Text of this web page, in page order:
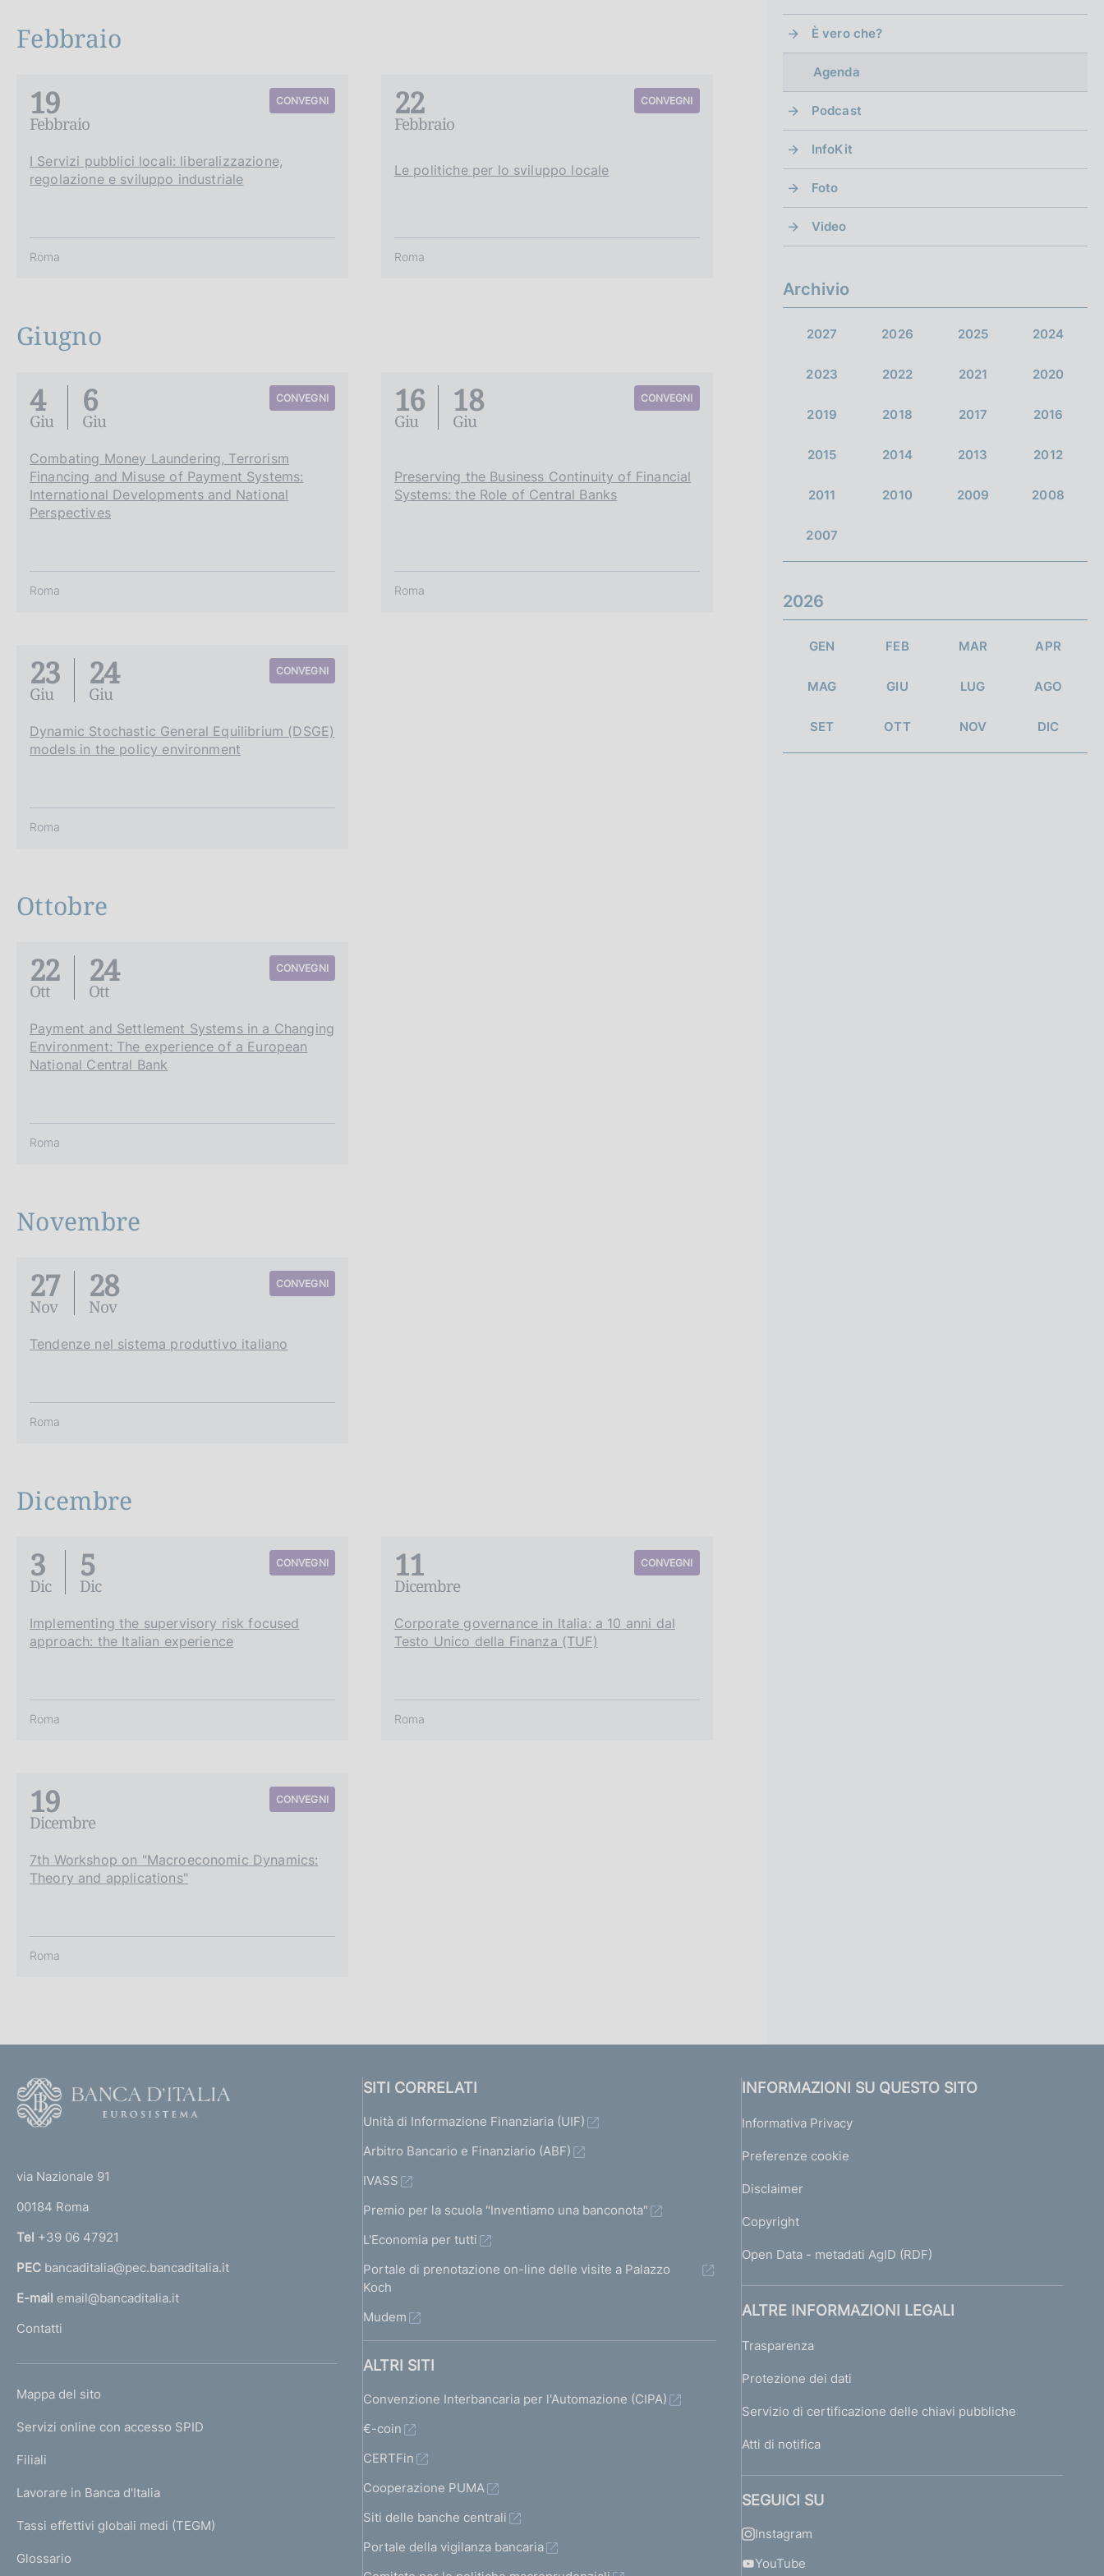
Febbraio
19
Febbraio
CONVEGNI
I Servizi pubblici locali: liberalizzazione,
regolazione e sviluppo industriale
Roma
22
Febbraio
CONVEGNI
Le politiche per lo sviluppo locale
Roma
Giugno
4
Giu
6
Giu
CONVEGNI
Combating Money Laundering, Terrorism
Financing and Misuse of Payment Systems:
International Developments and National
Perspectives
Roma
16
Giu
18
Giu
CONVEGNI
Preserving the Business Continuity of Financial
Systems: the Role of Central Banks
Roma
23
Giu
24
Giu
CONVEGNI
Dynamic Stochastic General Equilibrium (DSGE)
models in the policy environment
Roma
Ottobre
22
Ott
24
Ott
CONVEGNI
Payment and Settlement Systems in a Changing
Environment: The experience of a European
National Central Bank
Roma
Novembre
27
Nov
28
Nov
CONVEGNI
Tendenze nel sistema produttivo italiano
Roma
Dicembre
3
Dic
5
Dic
CONVEGNI
Implementing the supervisory risk focused
approach: the Italian experience
Roma
11
Dicembre
CONVEGNI
Corporate governance in Italia: a 10 anni dal
Testo Unico della Finanza (TUF)
Roma
19
Dicembre
CONVEGNI
7th Workshop on "Macroeconomic Dynamics:
Theory and applications"
Roma
È vero che?
Agenda
Podcast
InfoKit
Foto
Video
Archivio
2027 2026 2025 2024
2023 2022 2021 2020
2019 2018 2017 2016
2015 2014 2013 2012
2011 2010 2009 2008
2007
2026
GEN FEB MAR APR
MAG GIU LUG AGO
SET OTT NOV DIC
r
n
a
l
'
m
e
a
g
via Nazionale 91
00184 Roma
Tel +39 06 47921
PEC bancaditalia@pec.bancaditalia.it
E-mail email@bancaditalia.it
Contatti
L
N
K
T
I
I
Mappa del sito
Servizi online con accesso SPID
Filiali
Lavorare in Banca d'Italia
Tassi effettivi globali medi (TEGM)
Glossario
SITI CORRELATI
Unità di Informazione Finanziaria (UIF)
Arbitro Bancario e Finanziario (ABF)
IVASS
Premio per la scuola "Inventiamo una banconota"
L'Economia per tutti
Portale di prenotazione on-line delle visite a Palazzo
Koch
Mudem
ALTRI SITI
Convenzione Interbancaria per l'Automazione (CIPA)
€-coin
CERTFin
Cooperazione PUMA
Siti delle banche centrali
Portale della vigilanza bancaria
INFORMAZIONI SU QUESTO SITO
Informativa Privacy
Preferenze cookie
Disclaimer
Copyright
Open Data - metadati AgID (RDF)
ALTRE INFORMAZIONI LEGALI
Trasparenza
Protezione dei dati
Servizio di certificazione delle chiavi pubbliche
Atti di notifica
SEGUICI SU
Instagram
YouTube
o
o